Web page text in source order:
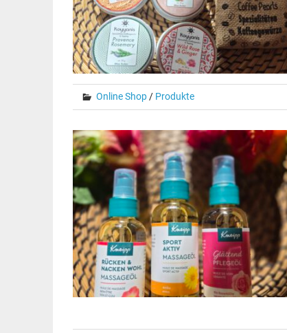
Online Shop/ Produkte